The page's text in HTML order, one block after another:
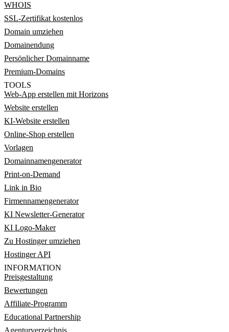
WHOIS
SSL-Zertifikat kostenlos
Domain umziehen
Domainendung
Persönlicher Domainname
Premium-Domains
TOOLS
Web-App erstellen mit Horizons
Website erstellen
KI-Website erstellen
Online-Shop erstellen
Vorlagen
Domainnamengenerator
Print-on-Demand
Link in Bio
Firmennamengenerator
KI Newsletter-Generator
KI Logo-Maker
Zu Hostinger umziehen
Hostinger API
INFORMATION
Preisgestaltung
Bewertungen
Affiliate-Programm
Educational Partnership
Agenturverzeichnis